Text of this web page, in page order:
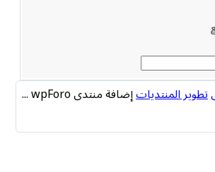
تطوير المنتدياتإضافة منتدى wpForo ...